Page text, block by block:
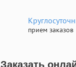
прием заказов
Заказать